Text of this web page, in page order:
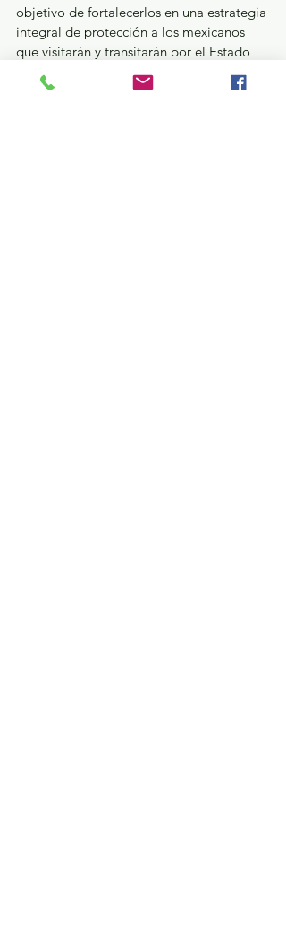
objetivo de fortalecerlos en una estrategia
integral de protección a los mexicanos
que visitarán y transitarán por el Estado
de México.